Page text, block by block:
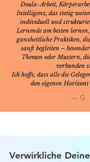
Doula-Arbeit,
Intelligenz, das stetig
individuell und
Lernende am besten
ganzheitliche Praktiken,
sanft begleiten –
Themen oder Mustern,
verbunden
Ich hoffe, dass alle die
den eigenen
— G
Verwirkliche